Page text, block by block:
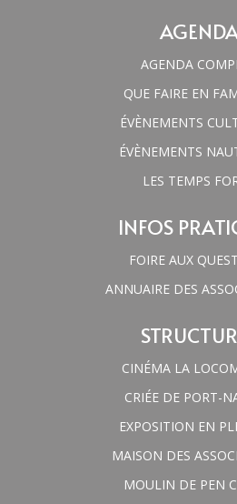
AGENDA
QUE FAIRE EN
ÉVÈNEMENTS
ÉVÈNEMENTS
LES TEMPS
INFOS
FOIRE AUX
ANNUAIRE DES
CINÉMA LA
CRIÉE DE PORT-
EXPOSITION EN
MAISON DES
MOULIN DE PEN